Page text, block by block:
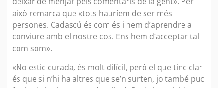
això remarca que «tots hauríem de ser més
persones. Cadascú és com és i hem d’aprendre a
conviure amb el nostre cos. Ens hem d’acceptar tal
com som».
«No estic curada, és molt difícil, però el que tinc clar
és que si n’hi ha altres que se’n surten, jo també puc